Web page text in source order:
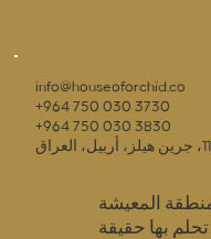
info@houseoforchid.co
+964 750 030 3730
+964 750 030 3830
المعيشة
تحلم بها حقيقة